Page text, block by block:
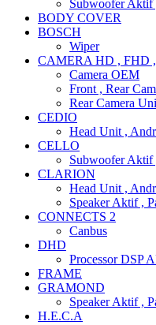
Subwoofer Aktif
BODY COVER
BOSCH
Wiper
CAMERA HD , FHD
Camera OEM
Front , Rear
Rear Camera
CEDIO
Head Unit ,
CELLO
Subwoofer Aktif
CLARION
Head Unit ,
Speaker Aktif ,
CONNECTS 2
Canbus
DHD
Processor DSP
FRAME
GRAMOND
Speaker Aktif ,
H.E.C.A